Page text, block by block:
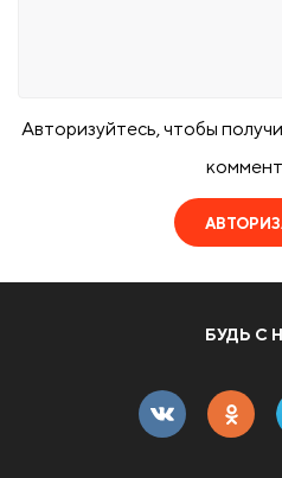
Авторизуйтесь, чтобы
БУДЬ С